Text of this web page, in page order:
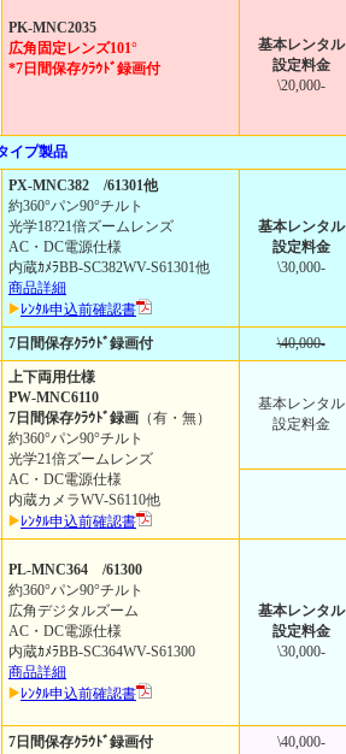
PK-MNC2035
広角固定レンズ101°
*7日間保存ｸﾗｳﾄﾞ録画付
基本レンタル
設定料金
\20,000-
イプ製品
PX-MNC382 /61301他
約360°パン90°チルト
光学18?21倍ズームレンズ
AC・DC電源仕様
内蔵ｶﾒﾗBB-SC382WV-S61301他
商品詳細
ﾚﾝﾀﾙ申込前確認書
基本レンタル
設定料金
\30,000-
7日間保存ｸﾗｳﾄﾞ録画付 \40,000-
上下両用仕様
PW-MNC6110
7日間保存ｸﾗｳﾄﾞ録画 （有・無）
約360°パン90°チルト
光学21倍ズームレンズ
AC・DC電源仕様
内蔵カメラWV-S6110他
ﾚﾝﾀﾙ申込前確認書
基本レンタル
設定料金
PL-MNC364 /61300
約360°パン90°チルト
広角デジタルズーム
AC・DC電源仕様
内蔵ｶﾒﾗBB-SC364WV-S61300
商品詳細
ﾚﾝﾀﾙ申込前確認書
基本レンタル
設定料金
\30,000-
7日間保存ｸﾗｳﾄﾞ録画付 \40,000-